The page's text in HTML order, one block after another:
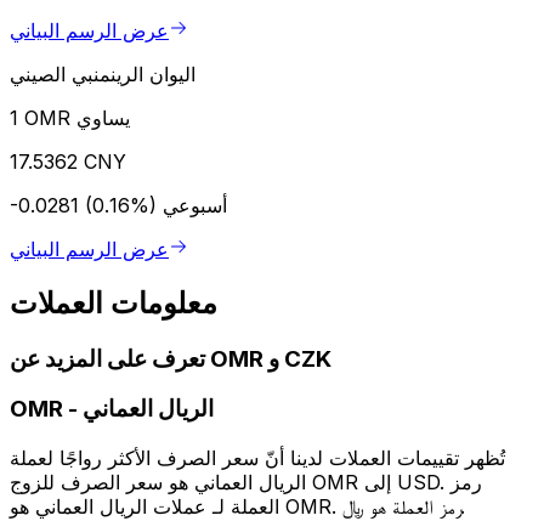
عرض الرسم البياني
اليوان الرينمنبي الصيني
1 OMR يساوي
17.5362 CNY
-0.0281 (0.16%) أسبوعي
عرض الرسم البياني
معلومات العملات
تعرف على المزيد عن OMR و CZK
OMR - الريال العماني
تُظهر تقييمات العملات لدينا أنّ سعر الصرف الأكثر رواجًا لعملة
الريال العماني هو سعر الصرف للزوج OMR إلى USD. رمز
العملة لـ عملات الريال العماني هو OMR. رمز العملة هو ﷼.